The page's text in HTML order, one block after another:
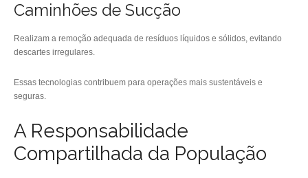
Caminhões de Sucção
Realizam a remoção adequada de resíduos líquidos e sólidos, evitando
descartes irregulares.
Essas tecnologias contribuem para operações mais sustentáveis e
seguras.
A Responsabilidade
Compartilhada da População